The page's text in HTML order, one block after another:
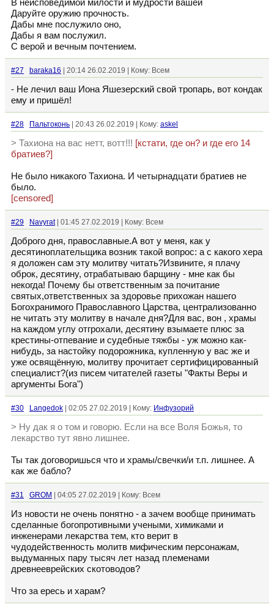
В неисповедимой милости и мудрости вашей
Даруйте оружию прочность.
Дабы мне послужило оно,
Дабы я вам послужил.
С верой и вечным почтением.
#27 baraka16 | 20:14 26.02.2019 | Кому: Всем
- Не лечил ваш Иона Яшезерский свой тропарь, вот кондак
ему и пришёл!
#28 Пальтоконь | 20:43 26.02.2019 | Кому: askel
> Тахиона на вас нетт, вотт!!! [кстати, где он? и где его 14
братиев?]
Не было никакого Тахиона. И четырнадцати братиев не
было.
[censored]
#29 Navyrat| 01:45 27.02.2019 | Кому: Всем
Доброго дня, православные.А вот у меня, как у
десятиноплательщика возник такой вопрос: а с какого хера
я доложен сам эту молитву читать?Извините, я плачу
оброк, десятину, отрабатываю барщину - мне как бы
некогда! Почему бы ответственным за почитание
святых,ответственных за здоровье прихожан нашего
Богохранимого Православного Царства, централизованно
не читать эту молитву в начале дня?Для вас, вон , храмы
на каждом углу отгрохали, десятину взымаете плюс за
крестины-отпевание и судебные тяжбы - уж можно как-
нибудь, за настойку подорожника, купленную у вас же и
уже освящённую, молитву прочитает сертифицированный
специалист?(из писем читателей газеты "Факты Веры и
аргументы Бога")
#30 Langedok | 02:05 27.02.2019 | Кому: Инфузорий
> Ну дак я о том и говорю. Если на все Воля Божья, то
лекарство тут явно лишнее.
Ты так договоришься что и храмы/свечки/и т.п. лишнее. А
как же бабло?
#31 GROM | 04:05 27.02.2019 | Кому: Всем
Из новости не очень понятно - а зачем вообще принимать
сделанные богопротивными учеными, химиками и
инженерами лекарства тем, кто верит в
чудодейственность молитв мифическим персонажам,
выдуманных пару тысяч лет назад племенами
древнееврейских скотоводов?
Что за ересь и харам?